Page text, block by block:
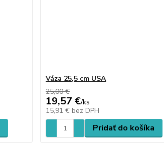
Váza 25,5 cm USA
25,00 €
19,57 €/ks
15,91 € bez DPH
Pridať do košíka